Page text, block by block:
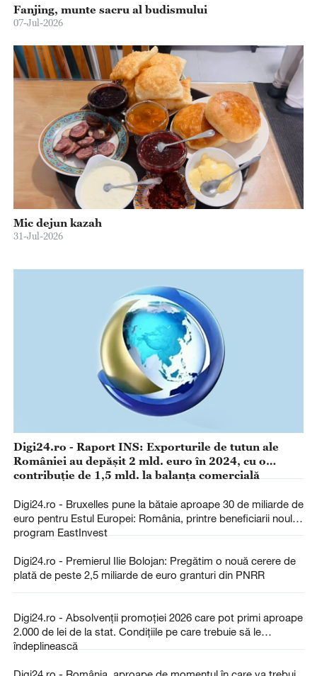
Fanjing, munte sacru al budismului
07-Jul-2026
Mic dejun kazah
31-Jul-2026
Digi24.ro - Raport INS: Exporturile de tutun ale
României au depășit 2 mld. euro în 2024, cu o
contribuție de 1,5 mld. la balanța comercială
Digi24.ro - Bruxelles pune la bătaie aproape 30 de miliarde de
euro pentru Estul Europei: România, printre beneficiarii noului
program EastInvest
Digi24.ro - Premierul Ilie Bolojan: Pregătim o nouă cerere de
plată de peste 2,5 miliarde de euro granturi din PNRR
Digi24.ro - Absolvenții promoției 2026 care pot primi aproape
2.000 de lei de la stat. Condițiile pe care trebuie să le
îndeplinească